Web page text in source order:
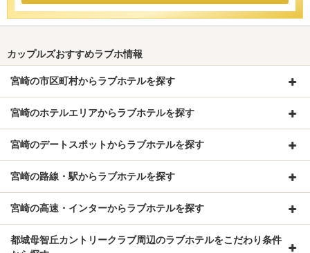
カップルズおすすめラブホ情報
宮崎の市区町村からラブホテルを探す
宮崎のホテルエリアからラブホテルを探す
宮崎のデートスポットからラブホテルを探す
宮崎の路線・駅からラブホテルを探す
宮崎の高速・インターからラブホテルを探す
都城母智丘カントリークラブ周辺のラブホテルをこだわり条件